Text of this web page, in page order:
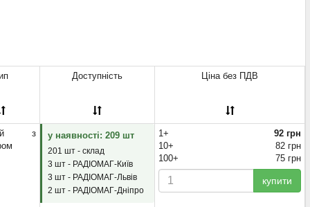
Доступність Ціна без ПДВ
з
у наявності: 209 шт
201 шт - склад
3 шт - РАДІОМАГ-Київ
3 шт - РАДІОМАГ-Львів
2 шт - РАДІОМАГ-Дніпро
1+
92 грн
10+
82 грн
100+
75 грн
купити